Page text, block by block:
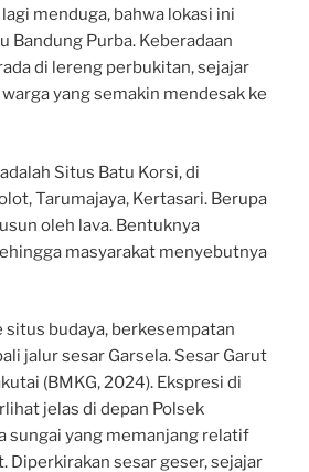
menduga, bahwa lokasi ini
Bandung Purba. Keberadaan
di lereng perbukitan, sejajar
yang semakin mendesak ke
Situs Batu Korsi, di
Tarumajaya, Kertasari. Berupa
oleh lava. Bentuknya
masyarakat menyebutnya
situs budaya, berkesempatan
jalur sesar Garsela. Sesar Garut
(BMKG, 2024). Ekspresi di
jelas di depan Polsek
sungai yang memanjang relatif
Diperkirakan sesar geser, sejajar